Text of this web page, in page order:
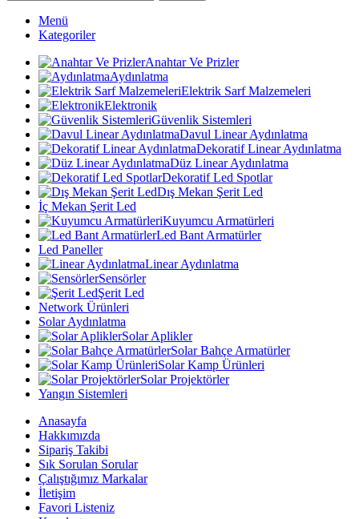
Menü
Kategoriler
Anahtar Ve Prizler
Aydınlatma
Elektrik Sarf Malzemeleri
Elektronik
Güvenlik Sistemleri
Davul Linear Aydınlatma
Dekoratif Linear Aydınlatma
Düz Linear Aydınlatma
Dekoratif Led Spotlar
Dış Mekan Şerit Led
İç Mekan Şerit Led
Kuyumcu Armatürleri
Led Bant Armatürler
Led Paneller
Linear Aydınlatma
Sensörler
Şerit Led
Network Ürünleri
Solar Aydınlatma
Solar Aplikler
Solar Bahçe Armatürler
Solar Kamp Ürünleri
Solar Projektörler
Yangın Sistemleri
Anasayfa
Hakkımızda
Sipariş Takibi
Sık Sorulan Sorular
Çalıştığımız Markalar
İletişim
Favori Listeniz